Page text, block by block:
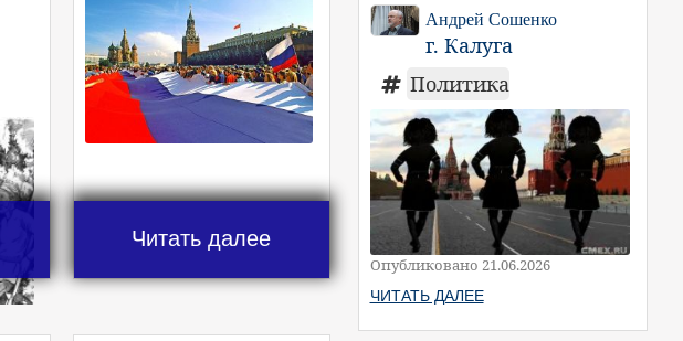
Читать далее
Андрей Сошенко
г. Калуга
Политика
Опубликовано 21.06.2026
ЧИТАТЬ ДАЛЕЕ